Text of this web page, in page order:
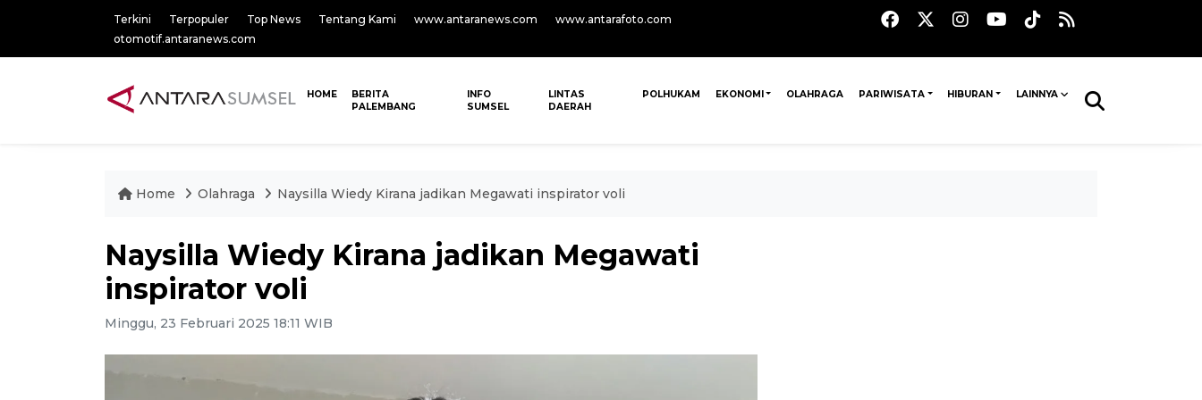
Terkini Terpopuler Top News Tentang Kami www.antaranews.com
www.antarafoto.com
otomotif.antaranews.com
HOME
BERITA
PALEMBANG
INFO
SUMSEL
LINTAS
DAERAH
POLHUKAM EKONOMI OLAHRAGA PARIWISATA HIBURAN LAINNYA
Home Olahraga Naysilla Wiedy Kirana jadikan Megawati inspirator voli
Naysilla Wiedy Kirana jadikan Megawati
inspirator voli
Minggu, 23 Februari 2025 18:11 WIB